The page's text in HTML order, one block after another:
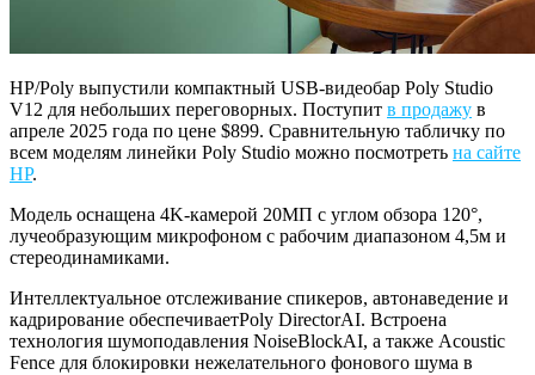
HP/Poly выпустили компактный USB-видеобар Poly Studio
V12 для небольших переговорных. Поступит в продажу в
апреле 2025 года по цене $899. Сравнительную табличку по
всем моделям линейки Poly Studio можно посмотреть на сайте
HP.
Модель оснащена 4K-камерой 20МП с углом обзора 120°,
лучеобразующим микрофоном с рабочим диапазоном 4,5м и
стереодинамиками.
Интеллектуальное отслеживание спикеров, автонаведение и
кадрирование обеспечиваетPoly DirectorAI. Встроена
технология шумоподавления NoiseBlockAI, а также Acoustic
Fence для блокировки нежелательного фонового шума в